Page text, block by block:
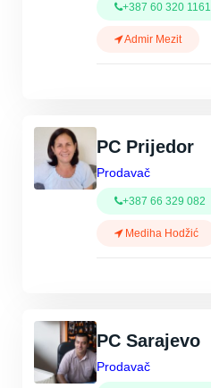
+387 60 320 1161
Admir Mezit
PC Prijedor
Prodavač
+387 66 329 082
Mediha Hodžić
PC Sarajevo
Prodavač